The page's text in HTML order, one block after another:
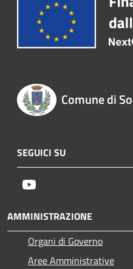
Comune di
SEGUICI SU
AMMINISTRAZIONE
Organi di Governo
Aree Amministrative